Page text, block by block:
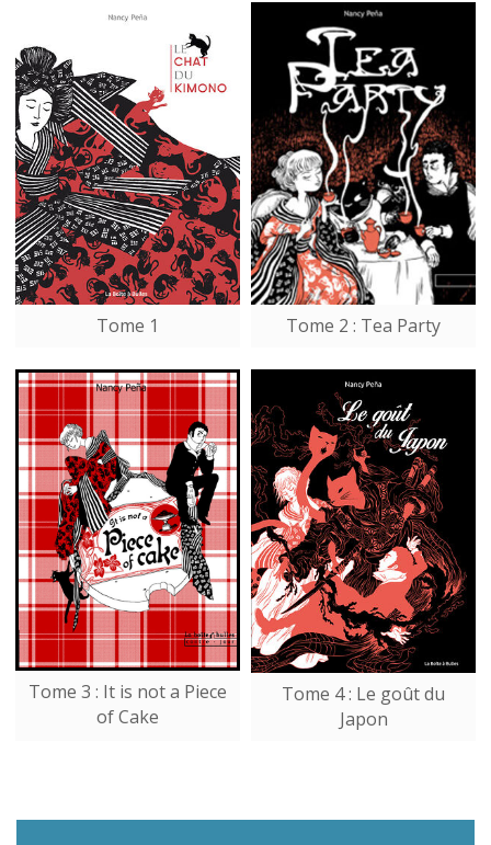
Tome 1 Tome 2 : Tea Party
Tome 3 : It is not a Piece
of Cake
Tome 4 : Le goût du
Japon